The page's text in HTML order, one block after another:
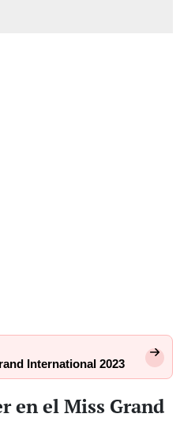
International 2023
en el Miss Grand